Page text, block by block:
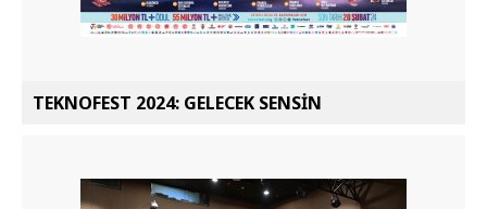
TEKNOFEST 2024: GELECEK SENSİN